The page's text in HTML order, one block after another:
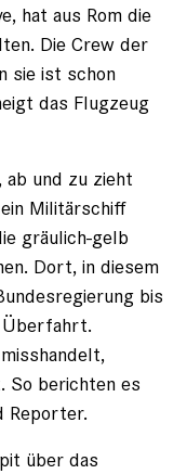
hat aus Rom die
Die Crew der
sie ist schon
das Flugzeug
und zu zieht
Militärschiff
gräulich-gelb
Dort, in diesem
bis
Überfahrt.
So berichten es
Reporter.
über das